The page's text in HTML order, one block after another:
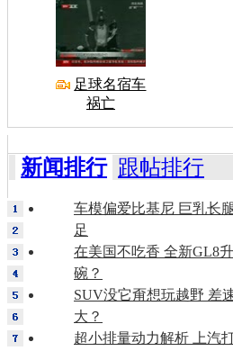
足球名宿车
祸亡
新闻排行 跟帖排行
车模偏爱比基尼 巨乳长
足
在美国不吃香 全新GL8
碗？
SUV没它甭想玩越野 差
大？
超小排量动力解析 上汽